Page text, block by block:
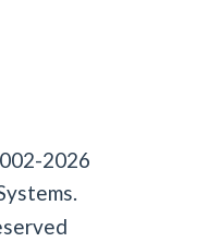
2026